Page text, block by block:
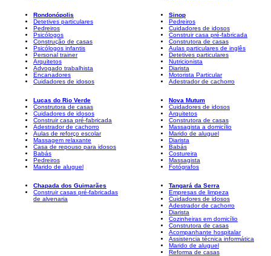
Rondonópolis
Detetives particulares
Pedreiros
Psicólogos
Construção de casas
Psicólogos infantis
Personal trainer
Arquitetos
Advogado trabalhista
Encanadores
Cuidadores de idosos
Sinop
Pedreiros
Cuidadores de idosos
Construir casa pré-fabricada
Construtora de casas
Aulas particulares de inglês
Detetives particulares
Nutricionista
Diarista
Motorista Particular
Adestrador de cachorro
Lucas do Rio Verde
Construtora de casas
Cuidadores de idosos
Construir casa pré-fabricada
Adestrador de cachorro
Aulas de reforço escolar
Massagem relaxante
Casa de repouso para idosos
Babás
Pedreiros
Marido de aluguel
Nova Mutum
Cuidadores de idosos
Arquitetos
Construtora de casas
Massagista a domicílio
Marido de aluguel
Diarista
Babás
Costureira
Massagista
Fotógrafos
Chapada dos Guimarães
Construir casas pré-fabricadas
de alvenaria
Tangará da Serra
Empresas de limpeza
Cuidadores de idosos
Adestrador de cachorro
Diarista
Cozinheiras em domicílio
Construtora de casas
Acompanhante hospitalar
Assistencia técnica informática
Marido de aluguel
Reforma de casas